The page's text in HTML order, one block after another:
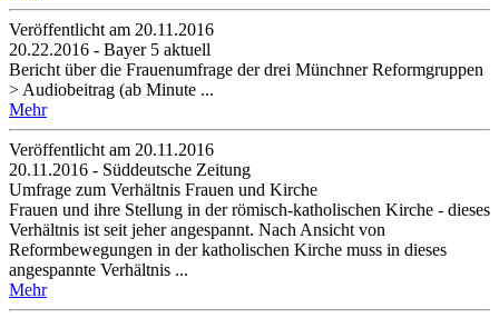
Veröffentlicht am 20­.11.2016
20.22.2016 - Bayer 5 aktuell
Bericht über die Frauenumfrage der drei Münchner Reformgruppen
> Audiobeitrag (ab Minute ...
Mehr
Veröffentlicht am 20­.11.2016
20.11.2016 - Süddeutsche Zeitung
Umfrage zum Verhältnis Frauen und Kirche
Frauen und ihre Stellung in der römisch-katholischen Kirche - dieses
Verhältnis ist seit jeher angespannt. Nach Ansicht von
Reformbewegungen in der katholischen Kirche muss in dieses
angespannte Verhältnis ...
Mehr